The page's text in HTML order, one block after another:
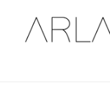
primary
footer